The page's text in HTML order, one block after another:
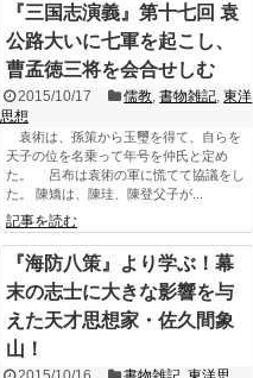
『三国志演義』第十七回 袁
公路大いに七軍を起こし、
曹孟徳三将を会合せしむ
2015/10/17 儒教 ,書物雑記 ,東洋
思想
袁術は、孫策から玉璽を得て、自らを
天子の位を名乗って年号を仲氏と定め
た。 呂布は袁術の軍に慌てて協議をし
た。 陳矯は、陳珪、陳登父子が...
記事を読む
『海防八策』より学ぶ！幕
末の志士に大きな影響を与
えた天才思想家・佐久間象
山！